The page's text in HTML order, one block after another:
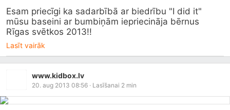
Esam priecīgi ka sadarbībā ar biedrību "I did it"
mūsu baseini ar bumbiņām iepriecināja bērnus
Rīgas svētkos 2013!!
Lasīt vairāk
www.kidbox.lv
20. aug 2013 08:56 · Lasīšanai 2 min